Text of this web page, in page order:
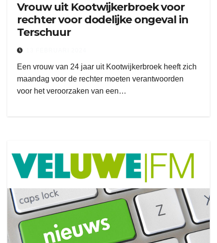
Vrouw uit Kootwijkerbroek voor
rechter voor dodelijke ongeval in
Terschuur
Een vrouw van 24 jaar uit Kootwijkerbroek heeft zich
maandag voor de rechter moeten verantwoorden
voor het veroorzaken van een…